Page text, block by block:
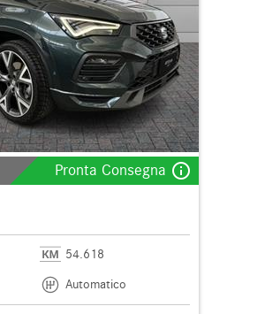
Pronta Consegna info_outline
54.618
Automatico